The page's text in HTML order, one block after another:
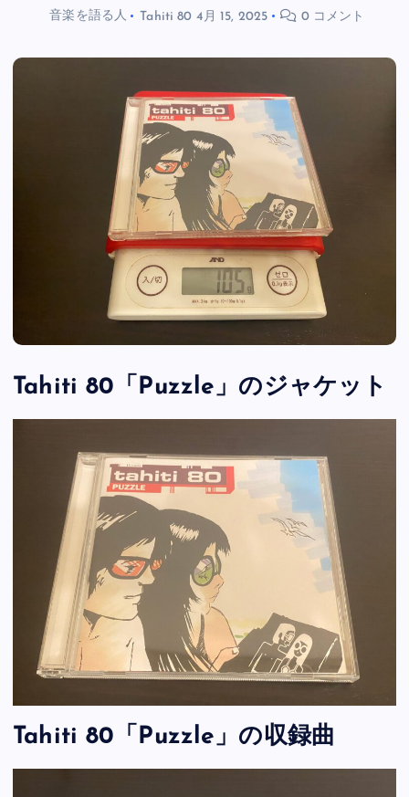
音楽を語る人 Tahiti 80 4月 15, 2025 0 コメント
Tahiti 80「Puzzle」のジャケット
Tahiti 80「Puzzle」の収録曲